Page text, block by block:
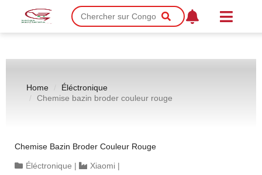
Home
Éléctronique
Chemise bazin broder couleur rouge
Chemise Bazin Broder Couleur Rouge
Éléctronique | Xiaomi |